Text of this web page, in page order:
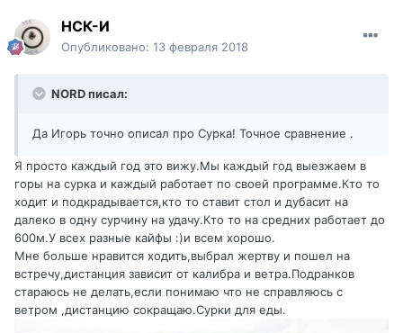
НСК-И
Опубликовано: 13 февраля 2018
NORD писал:
Да Игорь точно описал про Сурка! Точное сравнение .
Я просто каждый год это вижу.Мы каждый год выезжаем в
горы на сурка и каждый работает по своей программе.Кто то
ходит и подкрадывается,кто то ставит стол и дубасит на
далеко в одну сурчину на удачу.Кто то на средних работает до
600м.У всех разные кайфы :)и всем хорошо.
Мне больше нравится ходить,выбрал жертву и пошел на
встречу,дистанция зависит от калибра и ветра.Подранков
стараюсь не делать,если понимаю что не справляюсь с
ветром ,дистанцию сокращаю.Сурки для еды.